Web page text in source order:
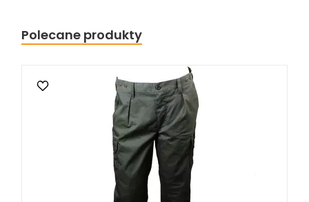
Polecane produkty